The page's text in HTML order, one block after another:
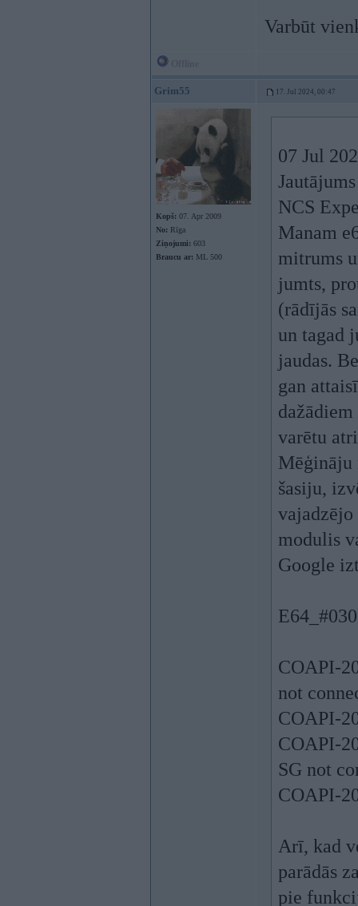
Varbūt
Grim55 17. Jul 2024, 00:47
Kopš: 07. Apr 2009
No: Rīga
Ziņojumi: 603
Braucu ar: ML 500
07 Jul
NCS
Manam
mitrums
jumts,
(rādījās
un tagad
jaudas.
gan
varētu
Mēģināju
šasiju,
modulis
Google
COAPI-
not
COAPI-
COAPI-
SG not
COAPI-
Arī, kad
parādās
pie